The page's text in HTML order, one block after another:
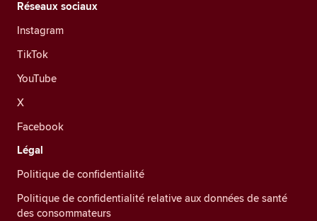
Réseaux sociaux
Instagram
TikTok
YouTube
X
Facebook
Légal
Politique de confidentialité
Politique de confidentialité relative aux données de santé
des consommateurs